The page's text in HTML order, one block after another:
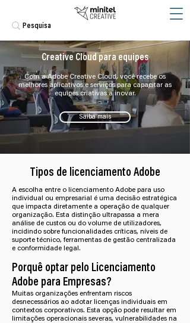
Creative Cloud para equipes
Com a Adobe Creative Cloud, você recebe os
melhores aplicativos e serviços para capacitar as
equipes criativas a inovar.
Saiba mais
Tipos de licenciamento Adobe
A escolha entre o licenciamento Adobe para uso
individual ou empresarial é uma decisão estratégica
que impacta diretamente a operação de qualquer
organização. Esta distinção ultrapassa a mera
análise de custos ou do volume de utilizadores,
incidindo sobre funcionalidades críticas, níveis de
suporte técnico, ferramentas de gestão centralizada
e conformidade legal.
Porquê optar pelo Licenciamento
Adobe para Empresas?
Muitas organizações enfrentam riscos
desnecessários ao adotar licenças individuais em
contextos corporativos. Esta opção pode resultar em
limitações operacionais severas, vulnerabilidades na